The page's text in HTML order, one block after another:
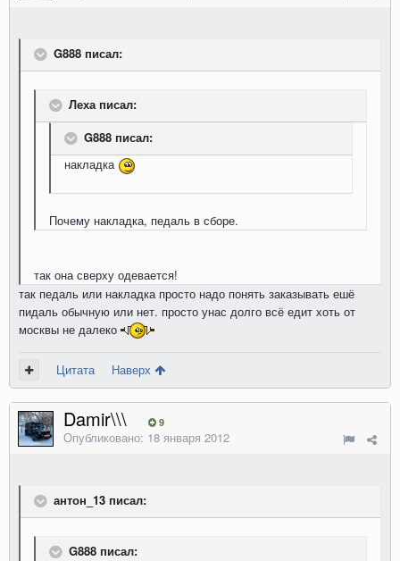
G888 писал:
Леха писал:
G888 писал:
накладка
Почему накладка, педаль в сборе.
так она сверху одевается!
так педаль или накладка просто надо понять заказывать ешё
пидаль обычную или нет. просто унас долго всё едит хоть от
москвы не далеко
Цитата Наверх
Damir\\\ 9
Опубликовано: 18 января 2012
антон_13 писал:
G888 писал: